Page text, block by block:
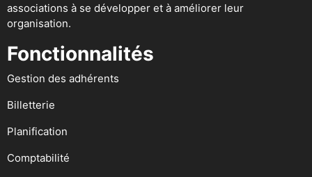
associations à se développer et à améliorer leur
organisation.
Fonctionnalités
Gestion des adhérents
Billetterie
Planification
Comptabilité